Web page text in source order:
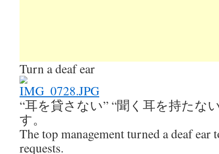
Turn a deaf ear
“耳を貸さない” “聞く耳を持たな
す。
The top management turned a deaf ear
requests.